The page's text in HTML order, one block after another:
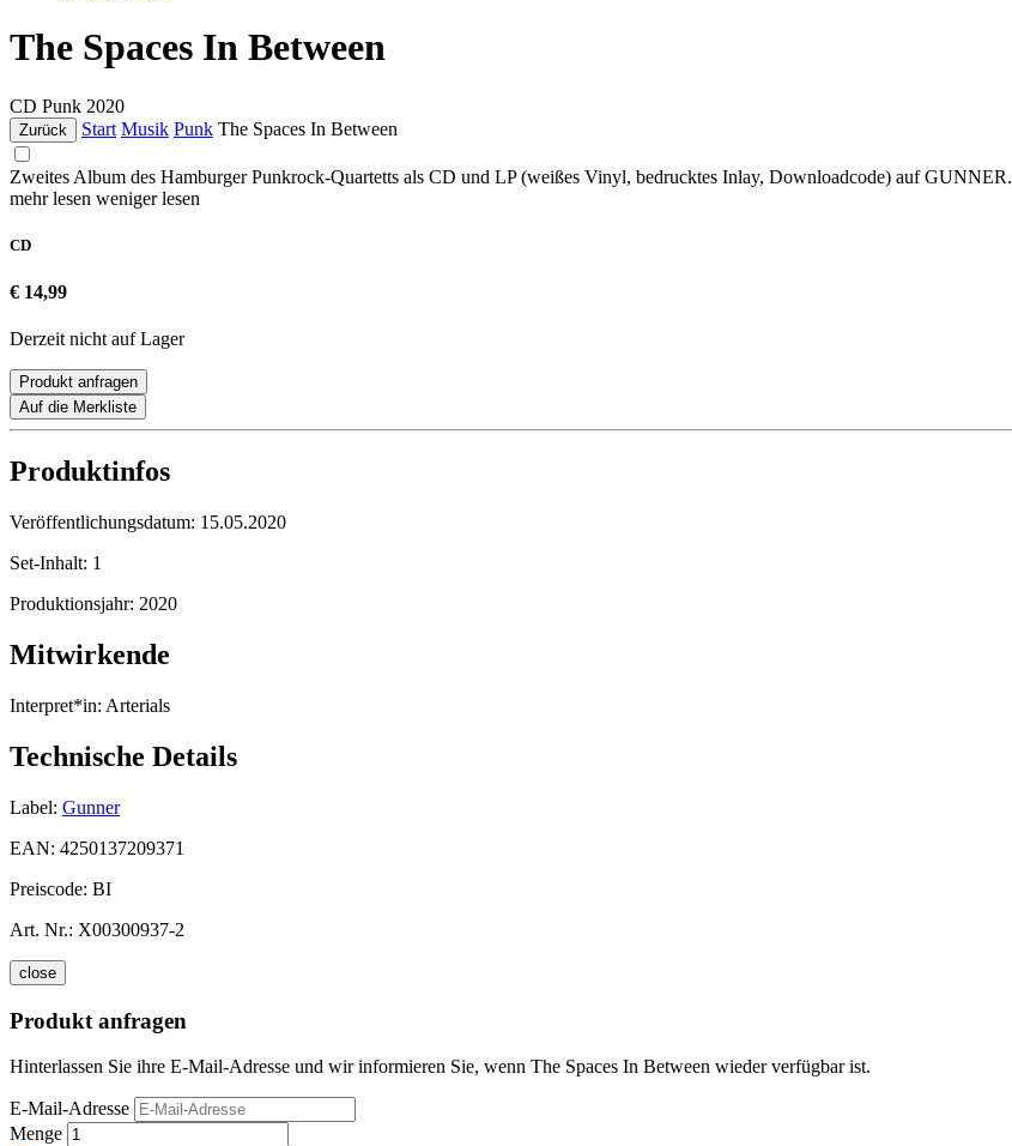
The Spaces In Between
CD Punk 2020
Zurück Start Musik Punk The Spaces In Between
Zweites Album des Hamburger Punkrock-Quartetts als CD und LP (weißes Vinyl, bedrucktes Inlay, Downloadcode) auf GUNNER.
mehr lesen weniger lesen
CD
€ 14,99
Derzeit nicht auf Lager
Produkt anfragen
Auf die Merkliste
Produktinfos
Veröffentlichungsdatum: 15.05.2020
Set-Inhalt: 1
Produktionsjahr: 2020
Mitwirkende
Interpret*in: Arterials
Technische Details
Label: Gunner
EAN: 4250137209371
Preiscode: BI
Art. Nr.: X00300937-2
close
Produkt anfragen
Hinterlassen Sie ihre E-Mail-Adresse und wir informieren Sie, wenn The Spaces In Between wieder verfügbar ist.
E-Mail-Adresse
Menge